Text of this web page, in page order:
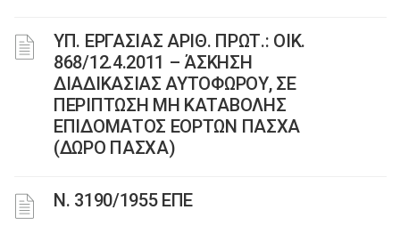
ΥΠ. ΕΡΓΑΣΙΑΣ AΡΙΘ. ΠΡΩΤ.: ΟΙΚ.
868/12.4.2011 – ΆΣΚΗΣΗ
ΔΙΑΔΙΚΑΣΙΑΣ ΑΥΤΟΦΩΡΟΥ, ΣΕ
ΠΕΡΙΠΤΩΣΗ ΜΗ ΚΑΤΑΒΟΛΗΣ
ΕΠΙΔΟΜΑΤΟΣ ΕΟΡΤΩΝ ΠΑΣΧΑ
(ΔΩΡΟ ΠΑΣΧΑ)
Ν. 3190/1955 ΕΠΕ